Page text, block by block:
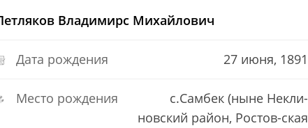
Владимирс Михайлович
Дата рождения 27 июня, 1891
Место рождения
с.Самбек (ныне Некли-
новский район, Ростов-ская